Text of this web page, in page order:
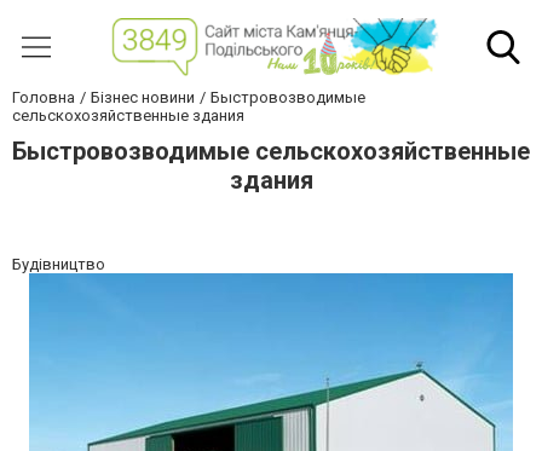
Головна Бізнес новини
Быстровозводимые
сельскохозяйственные здания
Быстровозводимые сельскохозяйственные
здания
Будівництво